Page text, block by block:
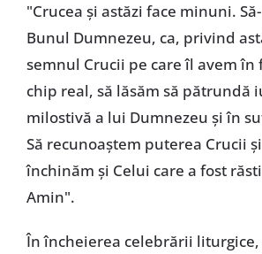
"Crucea și astăzi face minuni.
Bunul Dumnezeu, ca, privind
semnul Crucii pe care îl avem în
chip real, să lăsăm să pătrundă
milostivă a lui Dumnezeu și în
Să recunoaștem puterea Crucii
închinăm și Celui care a fost
Amin".
În încheierea celebrării